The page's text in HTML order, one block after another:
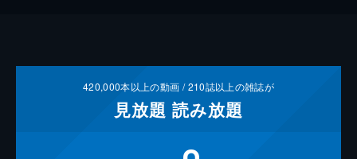
420,000本以上の動画 /210誌以上の雑誌が
見放題 読み放題